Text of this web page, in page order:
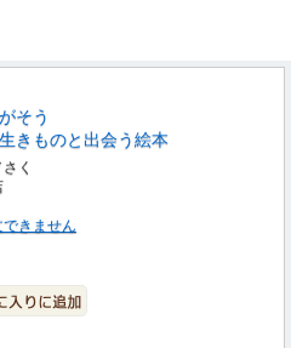
そう
きものと出会う絵本
く
きません